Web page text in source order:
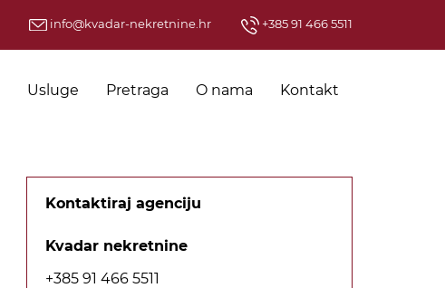
info@kvadar-nekretnine.hr +385 91 466 5511
Usluge Pretraga O nama Kontakt
Kontaktiraj agenciju
Kvadar nekretnine
+385 91 466 5511